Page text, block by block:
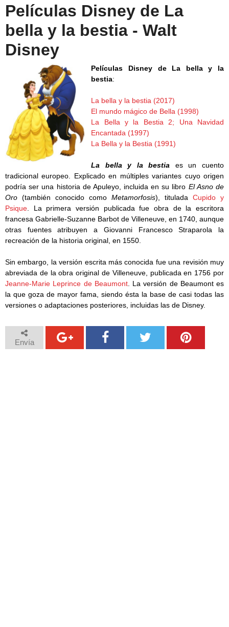
Películas Disney de La
bella y la bestia - Walt
Disney
Películas Disney de La bella y la
bestia:
La bella y la bestia (2017)
El mundo mágico de Bella (1998)
La Bella y la Bestia 2; Una Navidad
Encantada (1997)
La Bella y la Bestia (1991)
La bella y la bestia es un cuento
tradicional europeo. Explicado en múltiples variantes cuyo origen
podría ser una historia de Apuleyo, incluida en su libro El Asno de
Oro (también conocido como Metamorfosis), titulada Cupido y
Psique . La primera versión publicada fue obra de la escritora
francesa Gabrielle-Suzanne Barbot de Villeneuve, en 1740, aunque
otras fuentes atribuyen a Giovanni Francesco Straparola la
recreación de la historia original, en 1550.
Sin embargo, la versión escrita más conocida fue una revisión muy
abreviada de la obra original de Villeneuve, publicada en 1756 por
Jeanne-Marie Leprince de Beaumont. La versión de Beaumont es
la que goza de mayor fama, siendo ésta la base de casi todas las
versiones o adaptaciones posteriores, incluidas las de Disney.
Envía